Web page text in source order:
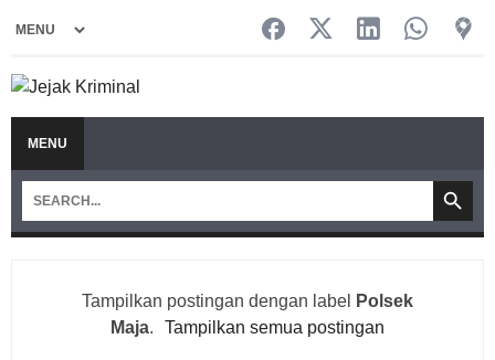
MENU
Tampilkan postingan dengan label
Polsek
Maja. Tampilkan semua postingan